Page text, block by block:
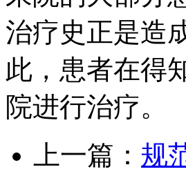
治疗史正是造
此，患者在得
院进行治疗。
上一篇： 规